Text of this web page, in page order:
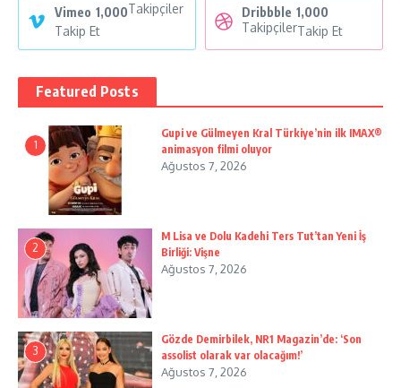
Vimeo 1,000Takipçiler
Takip Et
Dribbble 1,000
TakipçilerTakip Et
Featured Posts
1
Gupi ve Gülmeyen Kral Türkiye’nin ilk IMAX®
animasyon filmi oluyor
Ağustos 7, 2026
2
M Lisa ve Dolu Kadehi Ters Tut’tan Yeni İş
Birliği: Vişne
Ağustos 7, 2026
3
Gözde Demirbilek, NR1 Magazin’de: ‘Son
assolist olarak var olacağım!’
Ağustos 7, 2026